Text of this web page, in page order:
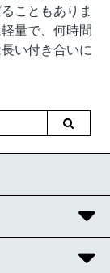
こともありま
量で、何時間
い付き合いに